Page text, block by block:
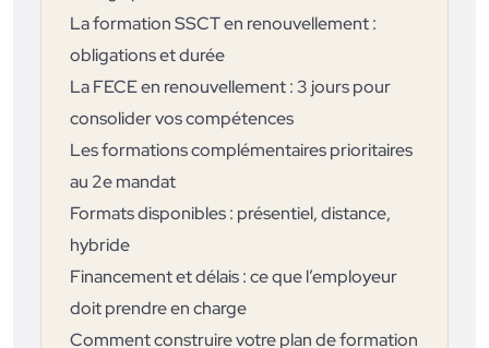
La formation SSCT en renouvellement :
obligations et durée
La FECE en renouvellement : 3 jours pour
consolider vos compétences
Les formations complémentaires prioritaires
au 2e mandat
Formats disponibles : présentiel, distance,
hybride
Financement et délais : ce que l’employeur
doit prendre en charge
Comment construire votre plan de formation